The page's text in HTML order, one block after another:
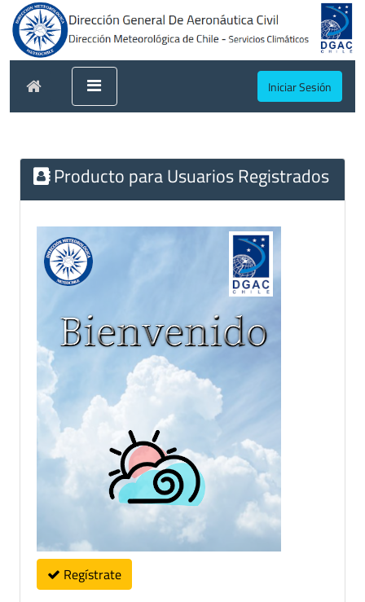
Iniciar Sesión
Producto para Usuarios Registrados
Regístrate